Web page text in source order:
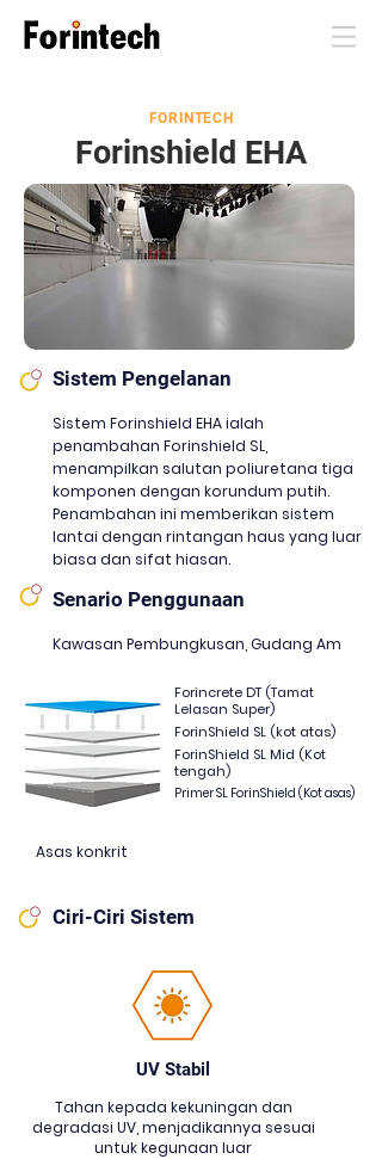
FORINTECH
Forinshield EHA
Sistem Pengelanan
Sistem Forinshield EHA ialah
penambahan Forinshield SL,
menampilkan salutan poliuretana tiga
komponen dengan korundum putih.
Penambahan ini memberikan sistem
lantai dengan rintangan haus yang luar
biasa dan sifat hiasan.
Senario Penggunaan
Kawasan Pembungkusan, Gudang Am
Forincrete DT (Tamat
Lelasan Super)
ForinShield SL (kot atas)
ForinShield SL Mid (Kot
tengah)
Primer SL ForinShield (Kot asas)
Asas konkrit
Ciri-Ciri Sistem
UV Stabil
Tahan kepada kekuningan dan
degradasi UV, menjadikannya sesuai
untuk kegunaan luar